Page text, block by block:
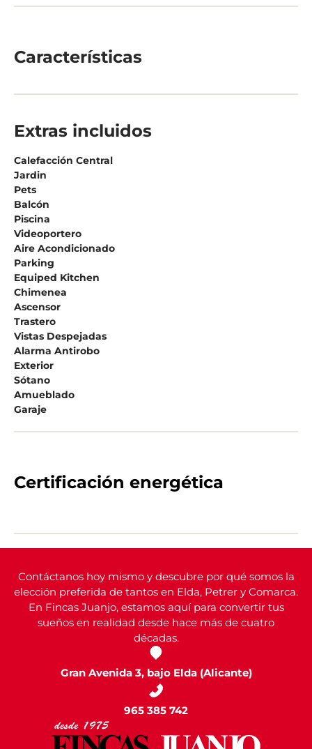
Características
Extras incluidos
Calefacción Central
Jardin
Pets
Balcón
Piscina
Videoportero
Aire Acondicionado
Parking
Equiped Kitchen
Chimenea
Ascensor
Trastero
Vistas Despejadas
Alarma Antirobo
Exterior
Sótano
Amueblado
Garaje
Certificación energética
Contáctanos hoy mismo y descubre por qué somos la
elección preferida de tantos en Elda, Petrer y Comarca.
En Fincas Juanjo, estamos aquí para convertir tus
sueños en realidad desde hace más de cuatro
décadas.
Gran Avenida 3, bajo Elda (Alicante)
965 385 742